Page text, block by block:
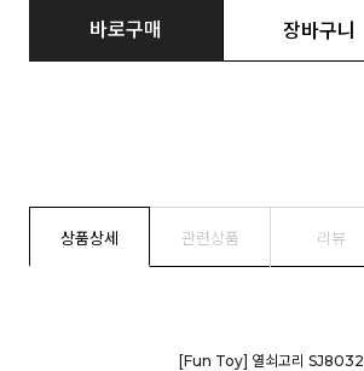
바로구매 장바구니
상품상세 관련상품 리뷰
[Fun Toy] 열쇠고리 SJ8032